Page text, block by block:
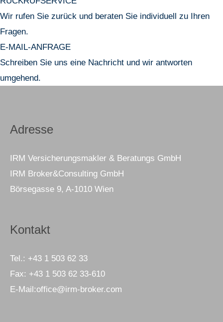
Wir rufen Sie zurück und beraten Sie individuell zu Ihren
Fragen.
E-MAIL-ANFRAGE
Schreiben Sie uns eine Nachricht und wir antworten
umgehend.
Adresse
IRM Versicherungsmakler & Beratungs GmbH
IRM Broker&Consulting GmbH
Börsegasse 9, A-1010 Wien
Kontakt
Tel.: +43 1 503 62 33
Fax: +43 1 503 62 33-610
E-Mail:office@irm-broker.com